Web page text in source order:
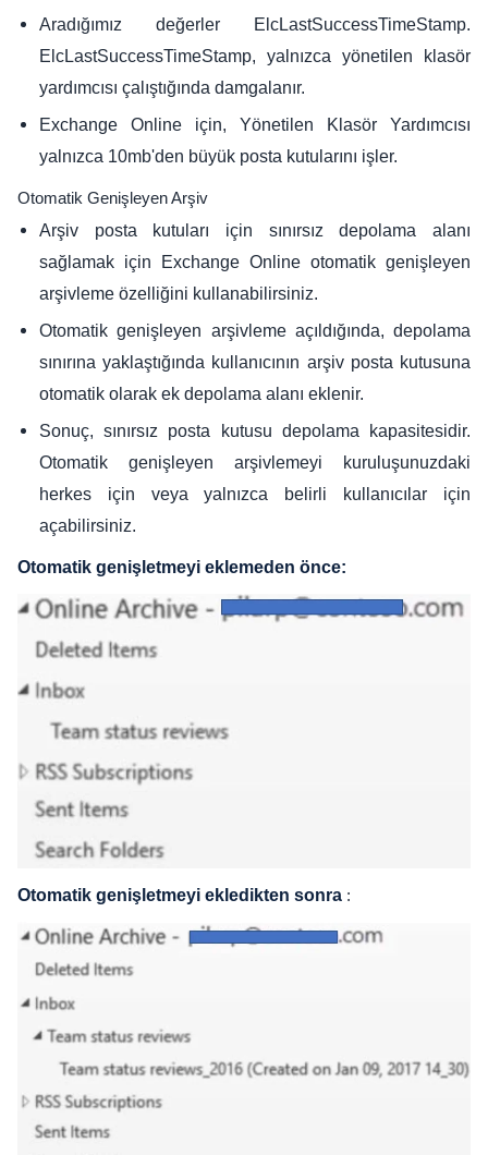
Aradığımız değerler ElcLastSuccessTimeStamp.
ElcLastSuccessTimeStamp, yalnızca yönetilen klasör
yardımcısı çalıştığında damgalanır.
Exchange Online için, Yönetilen Klasör Yardımcısı
yalnızca 10mb'den büyük posta kutularını işler.
Otomatik Genişleyen Arşiv
Arşiv posta kutuları için sınırsız depolama alanı
sağlamak için Exchange Online otomatik genişleyen
arşivleme özelliğini kullanabilirsiniz.
Otomatik genişleyen arşivleme açıldığında, depolama
sınırına yaklaştığında kullanıcının arşiv posta kutusuna
otomatik olarak ek depolama alanı eklenir.
Sonuç, sınırsız posta kutusu depolama kapasitesidir.
Otomatik genişleyen arşivlemeyi kuruluşunuzdaki
herkes için veya yalnızca belirli kullanıcılar için
açabilirsiniz.
Otomatik genişletmeyi eklemeden önce:
Otomatik genişletmeyi ekledikten sonra :